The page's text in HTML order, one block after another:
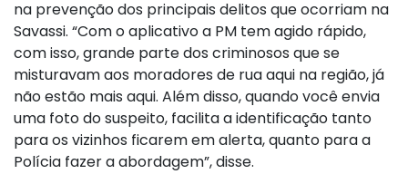
na prevenção dos principais delitos que ocorriam na
Savassi. “Com o aplicativo a PM tem agido rápido,
com isso, grande parte dos criminosos que se
misturavam aos moradores de rua aqui na região, já
não estão mais aqui. Além disso, quando você envia
uma foto do suspeito, facilita a identificação tanto
para os vizinhos ficarem em alerta, quanto para a
Polícia fazer a abordagem”, disse.